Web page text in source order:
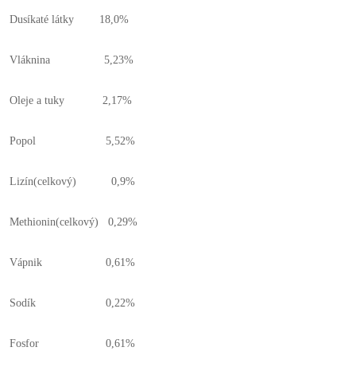
Dusíkaté látky 18,0%
Vláknina 5,23%
Oleje a tuky 2,17%
Popol 5,52%
Lizín(celkový) 0,9%
Methionin(celkový) 0,29%
Vápnik 0,61%
Sodík 0,22%
Fosfor 0,61%